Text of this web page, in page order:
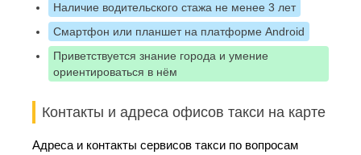
Наличие водительского стажа не менее 3 лет
Смартфон или планшет на платформе Android
Приветствуется знание города и умение
ориентироваться в нём
Контакты и адреса офисов такси на карте
Адреса и контакты сервисов такси по вопросам